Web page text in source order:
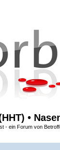
•
- ein Forum von